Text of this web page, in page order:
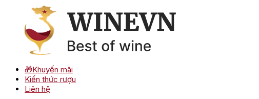
🎁Khuyến mãi
Kiến thức rượu
Liên hệ